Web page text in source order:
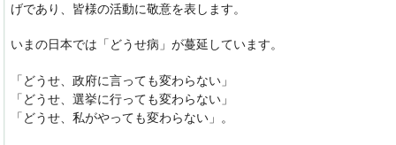
げであり、皆様の活動に敬意を表します。
いまの日本では「どうせ病」が蔓延しています。
「どうせ、政府に言っても変わらない」
「どうせ、選挙に行っても変わらない」
「どうせ、私がやっても変わらない」。